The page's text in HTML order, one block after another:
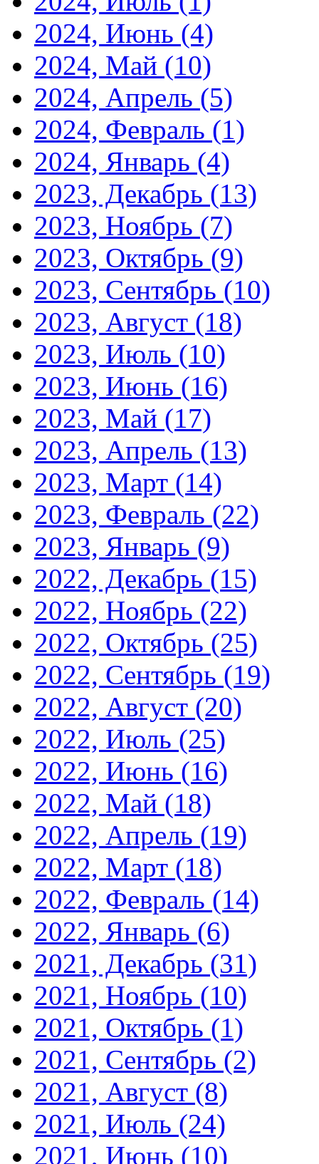
2024, Июнь (4)
2024, Май (10)
2024, Апрель (5)
2024, Февраль (1)
2024, Январь (4)
2023, Декабрь (13)
2023, Ноябрь (7)
2023, Октябрь (9)
2023, Сентябрь (10)
2023, Август (18)
2023, Июль (10)
2023, Июнь (16)
2023, Май (17)
2023, Апрель (13)
2023, Март (14)
2023, Февраль (22)
2023, Январь (9)
2022, Декабрь (15)
2022, Ноябрь (22)
2022, Октябрь (25)
2022, Сентябрь (19)
2022, Август (20)
2022, Июль (25)
2022, Июнь (16)
2022, Май (18)
2022, Апрель (19)
2022, Март (18)
2022, Февраль (14)
2022, Январь (6)
2021, Декабрь (31)
2021, Ноябрь (10)
2021, Октябрь (1)
2021, Сентябрь (2)
2021, Август (8)
2021, Июль (24)
2021, Июнь (10)